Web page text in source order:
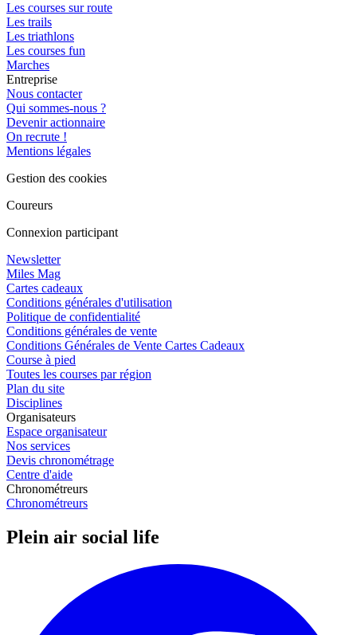
Les courses sur route
Les trails
Les triathlons
Les courses fun
Marches
Entreprise
Nous contacter
Qui sommes-nous ?
Devenir actionnaire
On recrute !
Mentions légales
Gestion des cookies
Coureurs
Connexion participant
Newsletter
Miles Mag
Cartes cadeaux
Conditions générales d'utilisation
Politique de confidentialité
Conditions générales de vente
Conditions Générales de Vente Cartes Cadeaux
Course à pied
Toutes les courses par région
Plan du site
Disciplines
Organisateurs
Espace organisateur
Nos services
Devis chronométrage
Centre d'aide
Chronométreurs
Chronométreurs
Plein air social life